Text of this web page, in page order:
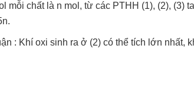
mỗi chất là n mol, từ các PTHH (1), (2), (3)
: Khí oxi sinh ra ở (2) có thể tích lớn nhất,